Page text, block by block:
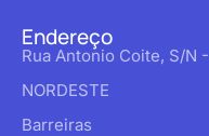
Endereço
Rua Antonio Coite, S/N
NORDESTE
Barreiras